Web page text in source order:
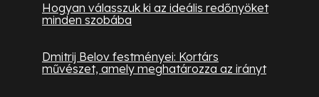
Hogyan válasszuk ki az ideális redőnyöket
minden szobába
Dmitrij Belov festményei: Kortárs
művészet, amely meghatározza az irányt